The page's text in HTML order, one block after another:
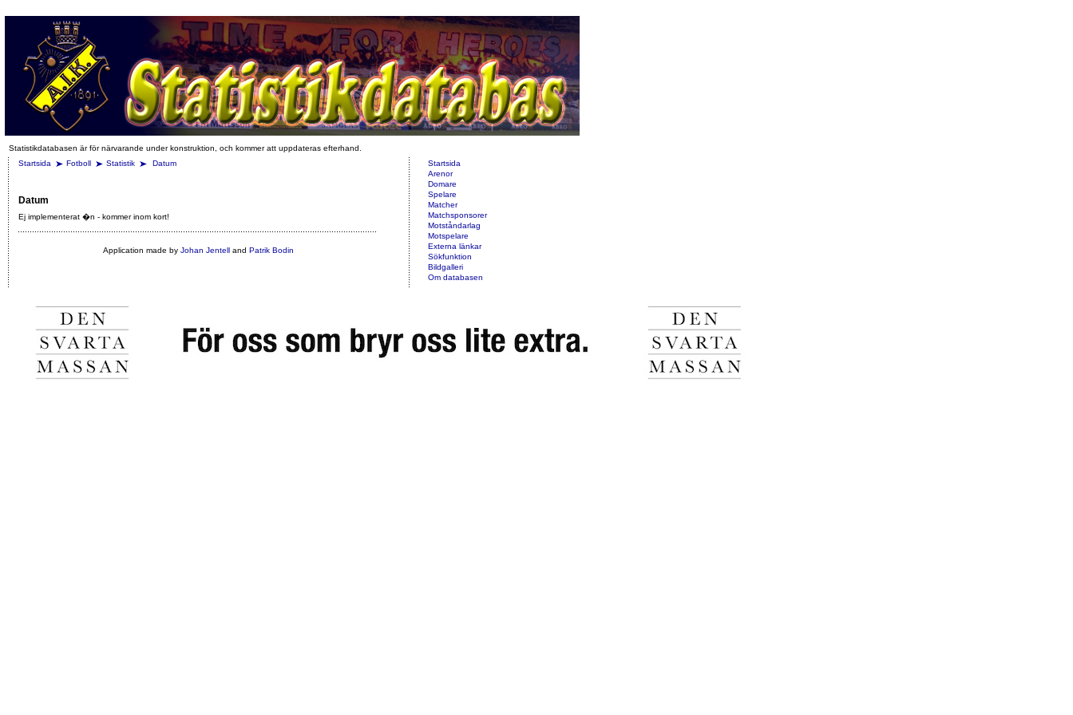
Statistikdatabasen är för närvarande under konstruktion, och kommer att uppdateras efterhand.
Startsida
Fotboll Statistik Datum
Datum
Ej implementerat �n - kommer inom kort!
Application made by Johan Jentelland Patrik Bodin
Startsida
Arenor
Domare
Spelare
Matcher
Matchsponsorer
Motståndarlag
Motspelare
Externa länkar
Sökfunktion
Bildgalleri
Om databasen